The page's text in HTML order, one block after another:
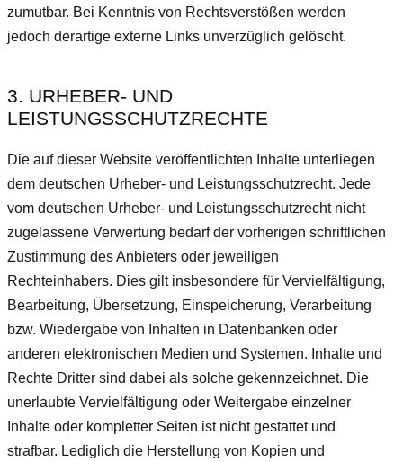
zumutbar. Bei Kenntnis von Rechtsverstößen werden
jedoch derartige externe Links unverzüglich gelöscht.
3. URHEBER- UND
LEISTUNGSSCHUTZRECHTE
Die auf dieser Website veröffentlichten Inhalte unterliegen
dem deutschen Urheber- und Leistungsschutzrecht. Jede
vom deutschen Urheber- und Leistungsschutzrecht nicht
zugelassene Verwertung bedarf der vorherigen schriftlichen
Zustimmung des Anbieters oder jeweiligen
Rechteinhabers. Dies gilt insbesondere für Vervielfältigung,
Bearbeitung, Übersetzung, Einspeicherung, Verarbeitung
bzw. Wiedergabe von Inhalten in Datenbanken oder
anderen elektronischen Medien und Systemen. Inhalte und
Rechte Dritter sind dabei als solche gekennzeichnet. Die
unerlaubte Vervielfältigung oder Weitergabe einzelner
Inhalte oder kompletter Seiten ist nicht gestattet und
strafbar. Lediglich die Herstellung von Kopien und